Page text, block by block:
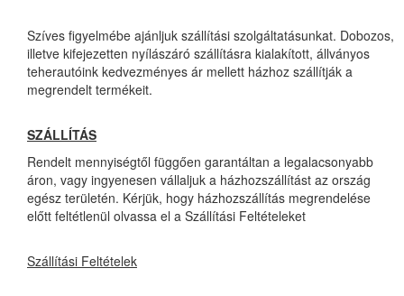
Szíves figyelmébe ajánljuk szállítási szolgáltatásunkat. Dobozos,
illetve kifejezetten nyílászáró szállításra kialakított, állványos
teherautóink kedvezményes ár mellett házhoz szállítják a
megrendelt termékeit.
SZÁLLÍTÁS
Rendelt mennyiségtől függően garantáltan a legalacsonyabb
áron, vagy ingyenesen vállaljuk a házhozszállítást az ország
egész területén. Kérjük, hogy házhozszállítás megrendelése
előtt feltétlenül olvassa el a Szállítási Feltételeket
Szállítási Feltételek